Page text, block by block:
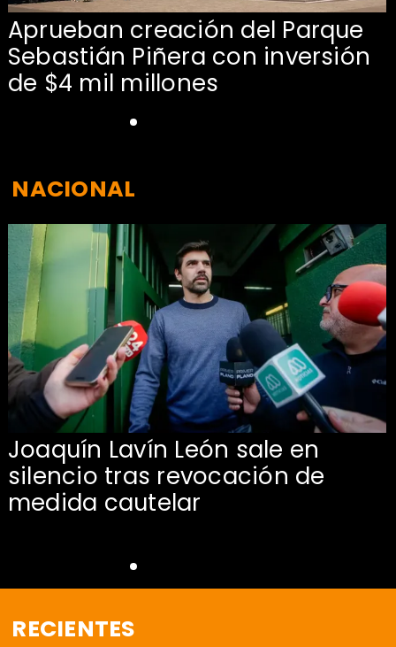
Aprueban creación del Parque
Sebastián Piñera con inversión
de $4 mil millones
Joaquín Lavín León sale en
silencio tras revocación de
medida cautelar
NACIONAL
RECIENTES